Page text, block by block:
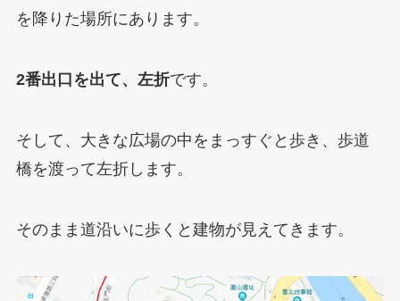
を降りた場所にあります。
2番出口を出て、左折です。
そして、大きな広場の中をまっすぐと歩き、歩道
橋を渡って左折します。
そのまま道沿いに歩くと建物が見えてきます。